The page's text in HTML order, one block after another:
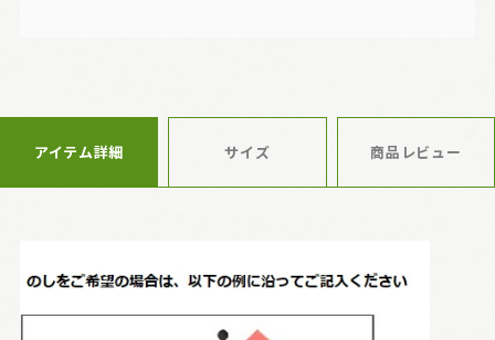
アイテム詳細 サイズ 商品レビュー